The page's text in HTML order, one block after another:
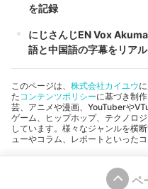
を記録
にじさんじEN Vox
語と中国語の字幕をリア
このページは、 株式会社カイユウ
た コンテンツポリシーに基づき制
芸、アニメや漫画、YouTuberや
ゲーム、ヒップホップ、テクノロ
しています。様々なジャンルを横
ューやコラム、レポートといった
ペ